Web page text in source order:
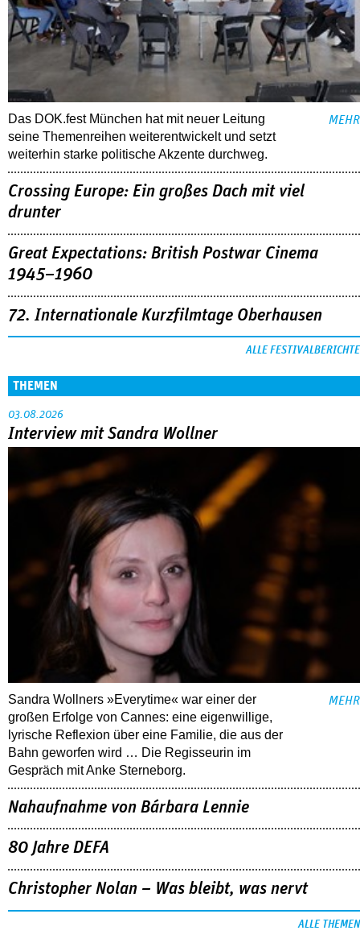
Das DOK.fest München hat mit neuer Leitung
seine Themenreihen weiterentwickelt und setzt
weiterhin starke politische Akzente durchweg.
MEHR
Crossing Europe: Ein großes Dach mit viel
drunter
Great Expectations: British Postwar Cinema
1945–1960
72. Internationale Kurzfilmtage Oberhausen
ALLE FESTIVALBERICHTE
THEMEN
03.08.2026
Interview mit Sandra Wollner
Sandra Wollners »Everytime« war einer der
großen Erfolge von Cannes: eine eigenwillige,
lyrische Reflexion über eine ­Familie, die aus der
Bahn geworfen wird … Die Regisseurin im
Gespräch mit Anke Sterneborg.
MEHR
Nahaufnahme von Bárbara Lennie
80 Jahre DEFA
Christopher Nolan – Was bleibt, was nervt
ALLE THEMEN